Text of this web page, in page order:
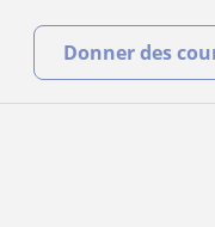
Donner des